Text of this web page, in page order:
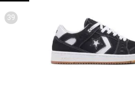
39